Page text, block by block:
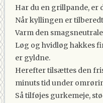
Har du en grillpande, er
Når kyllingen er
Varm den
Løg og hvidløg hakkes
er gyldne.
Herefter tilsættes den
minuts tid under
Så tilføjes gurkemeje,